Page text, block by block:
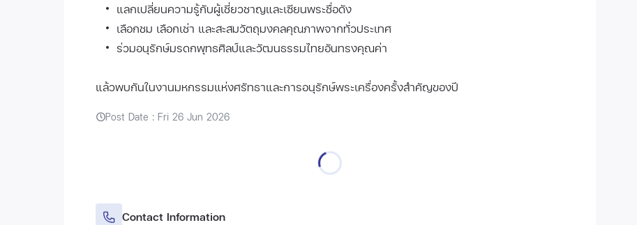
แลกเปลี่ยนความรู้กับผู้เชี่ยวชาญและเซียนพระชื่อดัง
เลือกชม เลือกเช่า และสะสมวัตถุมงคลคุณภาพจากทั่วประเทศ
ร่วมอนุรักษ์มรดกพุทธศิลป์และวัฒนธรรมไทยอันทรงคุณค่า
แล้วพบกันในงานมหกรรมแห่งศรัทธาและการอนุรักษ์พระเครื่องครั้งสำคัญของปี
Post Date : Fri 26 Jun 2026
Contact Information